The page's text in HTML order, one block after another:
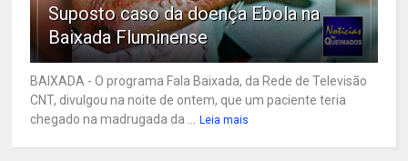
Suposto caso da doença Ebola na
Baixada Fluminense
BAIXADA - O programa Fala Baixada, da Rede de Televisão
CNT, divulgou na noite de ontem, que um paciente teria
chegado na madrugada da ...
Leia mais